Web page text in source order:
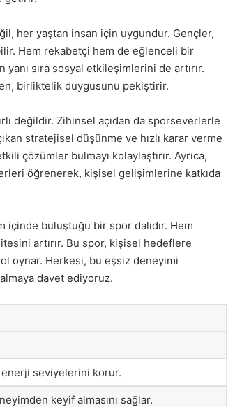
her yaştan insan için uygundur. Gençler,
Hem rekabetçi hem de eğlenceli bir
sıra sosyal etkileşimlerini de artırır.
birliktelik duygusunu pekiştirir.
değildir. Zihinsel açıdan da sporseverlerle
stratejisel düşünme ve hızlı karar verme
çözümler bulmayı kolaylaştırır. Ayrıca,
öğrenerek, kişisel gelişimlerine katkıda
buluştuğu bir spor dalıdır. Hem
artırır. Bu spor, kişisel hedeflere
oynar. Herkesi, bu eşsiz deneyimi
davet ediyoruz.
seviyelerini korur.
keyif almasını sağlar.